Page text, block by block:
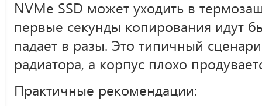
NVMe SSD может уходить в
первые секунды копирования идут
падает в разы. Это типичный
радиатора, а корпус плохо
Практичные рекомендации: